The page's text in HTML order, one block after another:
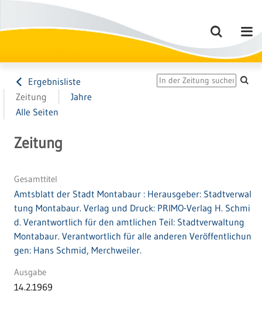
Ergebnisliste
Zeitung
Jahre
Alle Seiten
Zeitung
Gesamttitel
Amtsblatt der Stadt Montabaur : Herausgeber: Stadtverwal
tung Montabaur. Verlag und Druck: PRIMO-Verlag H. Schmi
d. Verantwortlich für den amtlichen Teil: Stadtverwaltung
Montabaur. Verantwortlich für alle anderen Veröffentlichun
gen: Hans Schmid, Merchweiler.
Ausgabe
14.2.1969